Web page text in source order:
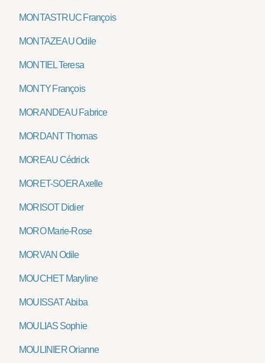
MONTASTRUC François
MONTAZEAU Odile
MONTIEL Teresa
MONTY François
MORANDEAU Fabrice
MORDANT Thomas
MOREAU Cédrick
MORET-SOER Axelle
MORISOT Didier
MORO Marie-Rose
MORVAN Odile
MOUCHET Maryline
MOUISSAT Abiba
MOULIAS Sophie
MOULINIER Orianne